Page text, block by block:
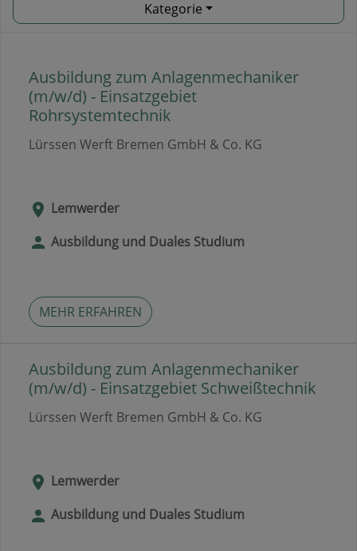
Kategorie
Ausbildung zum Anlagenmechaniker
(m/w/d) - Einsatzgebiet
Rohrsystemtechnik
Lürssen Werft Bremen GmbH & Co. KG
Lemwerder
Ausbildung und Duales Studium
MEHR ERFAHREN
Ausbildung zum Anlagenmechaniker
(m/w/d) - Einsatzgebiet Schweißtechnik
Lürssen Werft Bremen GmbH & Co. KG
Lemwerder
Ausbildung und Duales Studium